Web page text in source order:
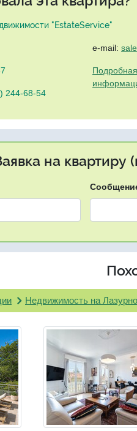
"EstateService"
244-68-54
e-mail:
на квартиру
Недвижимость на